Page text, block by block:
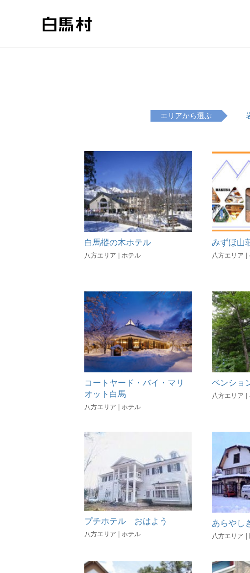
エリアから選ぶ
白馬樅の木ホテル
八方エリア | ホテル
みずほ山
八方エリア |
コートヤード・バイ・マリ
オット白馬
八方エリア | ホテル
ペンショ
八方エリア |
プチホテル おはよう
八方エリア | ホテル
あらやし
八方エリア |